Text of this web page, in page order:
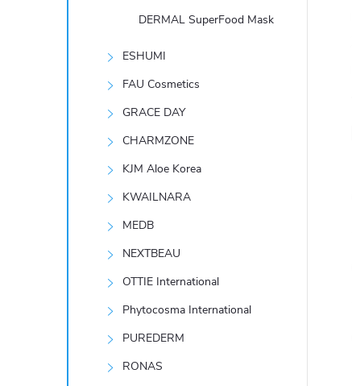
DERMAL SuperFood Mask
ESHUMI
FAU Cosmetics
GRACE DAY
CHARMZONE
KJM Aloe Korea
KWAILNARA
MEDB
NEXTBEAU
OTTIE International
Phytocosma International
PUREDERM
RONAS